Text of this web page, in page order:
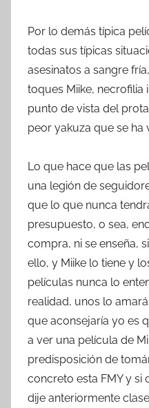
Por lo demás típica
todas sus típicas
asesinatos a sangre
toques Miike,
punto de vista del
peor yakuza que se ha
Lo que hace que las
una legión de
que lo que nunca
presupuesto, o sea,
compra, ni se enseña,
ello, y Miike lo tiene y
películas nunca lo
realidad, unos lo
que aconsejaría yo es
a ver una película de
predisposición de
concreto esta FMY y
dije anteriormente